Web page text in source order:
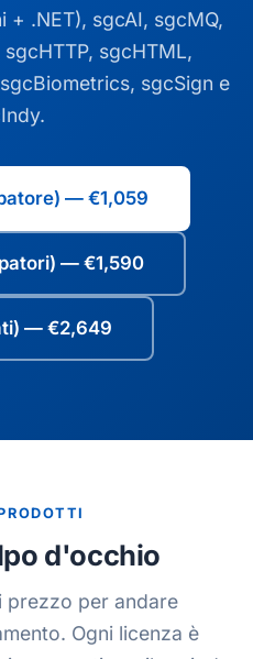
+ .NET), sgcAI, sgcMQ,
sgcHTML,
sgcSign e
— €1,059
— €1,590
— €2,649
d'occhio
prezzo per andare
Ogni licenza è